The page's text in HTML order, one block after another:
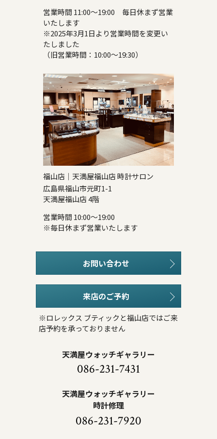
営業時間 11:00～19:00 毎日休まず営業
いたします
※2025年3月1日より営業時間を変更い
たしました
（旧営業時間：10:00～19:30）
福山店｜天満屋福山店 時計サロン
広島県福山市元町1-1
天満屋福山店 4階
営業時間 10:00～19:00
※毎日休まず営業いたします
お問い合わせ
来店のご予約
※ロレックス ブティックと福山店ではご来
店予約を承っておりません
天満屋ウォッチギャラリー
086-231-7431
天満屋ウォッチギャラリー
時計修理
086-231-7920